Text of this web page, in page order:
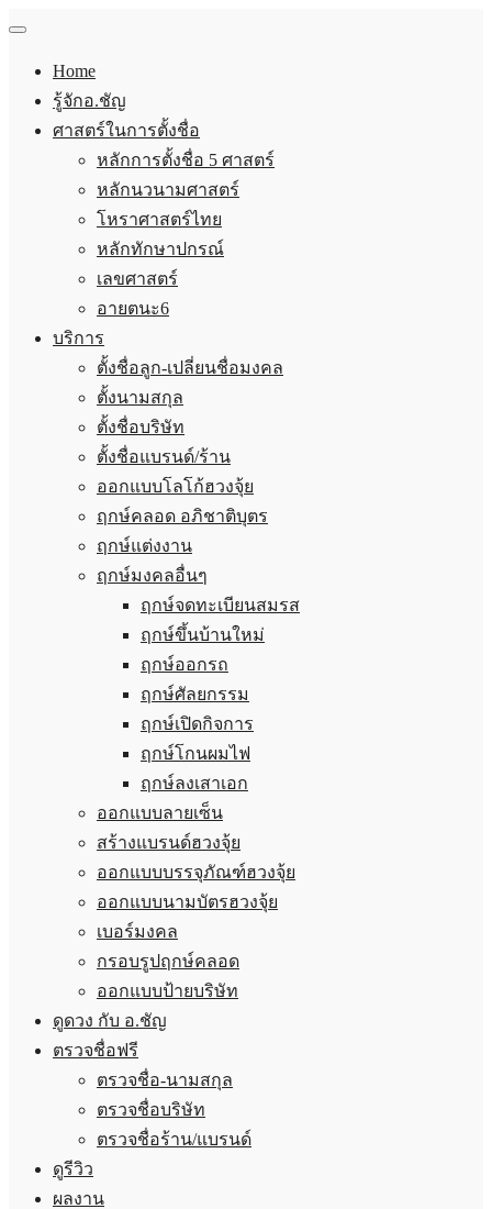
Home
รู้จักอ.ชัญ
ศาสตร์ในการตั้งชื่อ
หลักการตั้งชื่อ 5 ศาสตร์
หลักนวนามศาสตร์
โหราศาสตร์ไทย
หลักทักษาปกรณ์
เลขศาสตร์
อายตนะ6
บริการ
ตั้งชื่อลูก-เปลี่ยนชื่อมงคล
ตั้งนามสกุล
ตั้งชื่อบริษัท
ตั้งชื่อแบรนด์/ร้าน
ออกแบบโลโก้ฮวงจุ้ย
ฤกษ์คลอด อภิชาติบุตร
ฤกษ์แต่งงาน
ฤกษ์มงคลอื่นๆ
ฤกษ์จดทะเบียนสมรส
ฤกษ์ขึ้นบ้านใหม่
ฤกษ์ออกรถ
ฤกษ์ศัลยกรรม
ฤกษ์เปิดกิจการ
ฤกษ์โกนผมไฟ
ฤกษ์ลงเสาเอก
ออกแบบลายเซ็น
สร้างแบรนด์ฮวงจุ้ย
ออกแบบบรรจุภัณฑ์ฮวงจุ้ย
ออกแบบนามบัตรฮวงจุ้ย
เบอร์มงคล
กรอบรูปฤกษ์คลอด
ออกแบบป้ายบริษัท
ดูดวง กับ อ.ชัญ
ตรวจชื่อฟรี
ตรวจชื่อ-นามสกุล
ตรวจชื่อบริษัท
ตรวจชื่อร้าน/แบรนด์
ดูรีวิว
ผลงาน